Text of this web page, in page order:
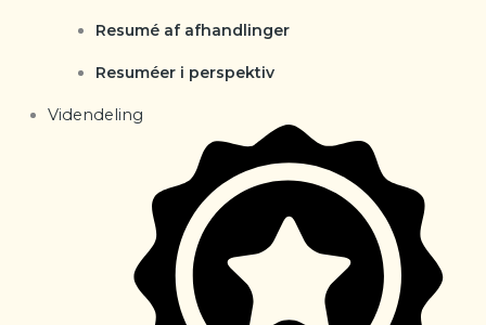
Resumé af afhandlinger
Resuméer i perspektiv
Videndeling